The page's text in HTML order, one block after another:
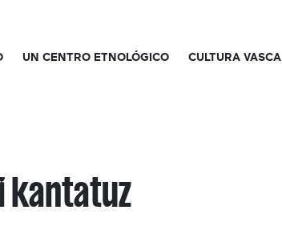
UN CENTRO ETNOLÓGICO CULTURA VASCA
kantatuz